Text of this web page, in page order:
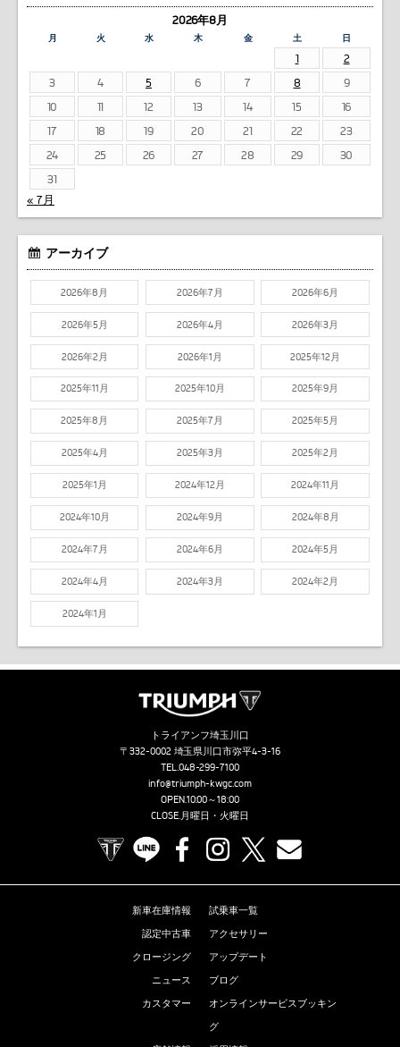
2026年8月
月 火 水 木 金 土 日
1
2
3
4 5 6 7 8
9
10
11 12 13 14 15
16
17
18 19 20 21 22
23
24
25 26 27 28 29
30
31
« 7月
アーカイブ
2026年8月 2026年7月 2026年6月
2026年5月 2026年4月 2026年3月
2026年2月 2026年1月 2025年12月
2025年11月 2025年10月 2025年9月
2025年8月 2025年7月 2025年5月
2025年4月 2025年3月 2025年2月
2025年1月 2024年12月 2024年11月
2024年10月 2024年9月 2024年8月
2024年7月 2024年6月 2024年5月
2024年4月 2024年3月 2024年2月
2024年1月
トライアンフ埼玉川口
〒332-0002 埼玉県川口市弥平4-3-16
TEL.048-299-7100
info@triumph-kwgc.com
OPEN.10:00～18:00
CLOSE.月曜日・火曜日
TRIUMPH OFFICIAL SITE
LINE FacebookInstagram
新車在庫情報
試乗車一覧
認定中古車
アクセサリー
クロージング
アップデート
ニュース
ブログ
カスタマー
オンラインサービスブッキン
グ